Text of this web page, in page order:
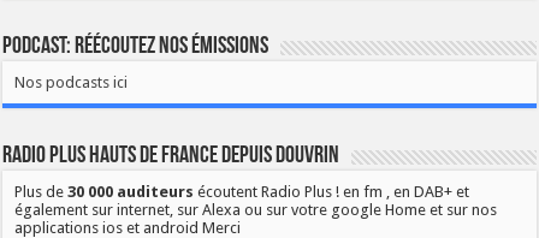
Podcast: Réécoutez nos émissions
Nos podcasts ici
Radio Plus Hauts de France depuis Douvrin
Plus de30 000 auditeurs écoutent Radio Plus ! en fm , en DAB+ et
également sur internet, sur Alexa ou sur votre google Home et sur nos
applications ios et android Merci